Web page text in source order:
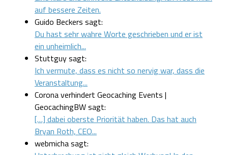
auf bessere Zeiten.
Guido Beckers sagt:
Du hast sehr wahre Worte geschrieben und er ist
ein unheimlich...
Stuttguy sagt:
Ich vermute, dass es nicht so nervig war, dass die
Veranstaltung...
Corona verhindert Geocaching Events |
GeocachingBW sagt:
[…] dabei oberste Priorität haben. Das hat auch
Bryan Roth, CEO...
webmicha sagt: